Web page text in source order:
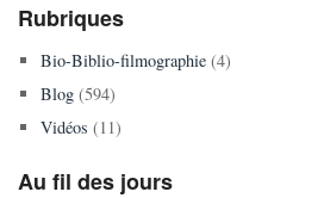
Rubriques
Bio-Biblio-filmographie(4)
Blog(594)
Vidéos (11)
Au fil des jours